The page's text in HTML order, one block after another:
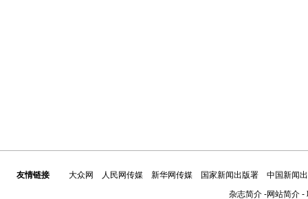
友情链接 大众网 人民网传媒 新华网传媒 国家新闻出版署
中国新闻
杂志简介-网站简介-